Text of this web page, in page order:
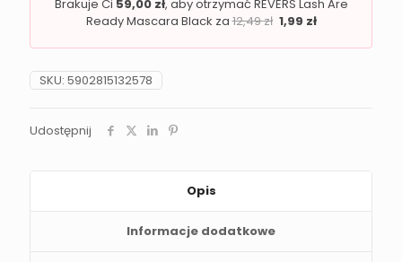
Brakuje Ci 59,00 zł, aby otrzymać REVERS Lash Are
Ready Mascara Black za12,49zł 1,99 zł
SKU: 5902815132578
Udostępnij
Opis
Informacje dodatkowe